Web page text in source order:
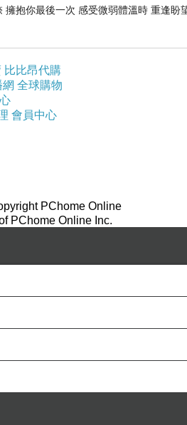
擁抱你最後一次 感受微弱體溫時 重逢
比比昂代購
全球購物
會員中心
PChome Online
PChome Online Inc.